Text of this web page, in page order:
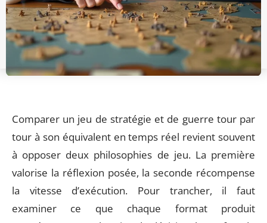
Comparer un jeu de stratégie et de guerre tour par
tour à son équivalent en temps réel revient souvent
à opposer deux philosophies de jeu. La première
valorise la réflexion posée, la seconde récompense
la vitesse d’exécution. Pour trancher, il faut
examiner ce que chaque format produit